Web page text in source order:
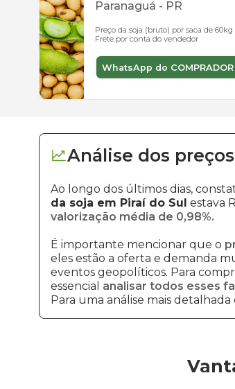
Paranaguá - PR
Preço da soja (bruto) por saca de 60kg
Frete por conta do vendedor
WhatsApp do COMPRADOR
Análise dos preços
Ao longo dos últimos dias,
da soja em Piraí do Sul estava
valorização média de 0,98%.
É importante mencionar que o
eles estão a oferta e demanda
eventos geopolíticos. Para
essencial analisar todos esses
Para uma análise mais detalhada